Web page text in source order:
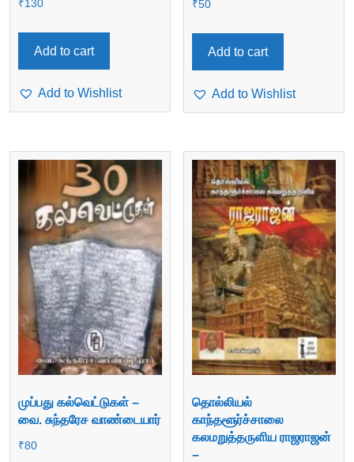
₹130
Add to cart
Add to Wishlist
₹50
Add to cart
Add to Wishlist
முப்பது கல்வெட்டுகள் –
வை. சுந்தரேச வாண்டையார்
₹80
தொல்லியல்
காந்தளூர்ச்சாலை
கலமறுத்தருளிய ராஜராஜன்
–